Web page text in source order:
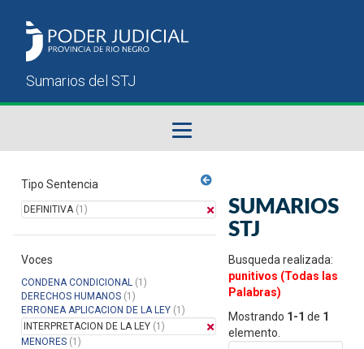
Sumarios del STJ
Manual del Usuario
Tipo Sentencia
DEFINITIVA(1)
Voces
CONDENA CONDICIONAL (1)
DERECHOS HUMANOS (1)
ERRONEA APLICACION DE LA LEY (1)
INTERPRETACION DE LA LEY (1)
MENORES (1)
SUMARIOS
STJ
Busqueda realizada:
punitivos (Todas las
Palabras)
Mostrando 1-1 de 1
elemento.